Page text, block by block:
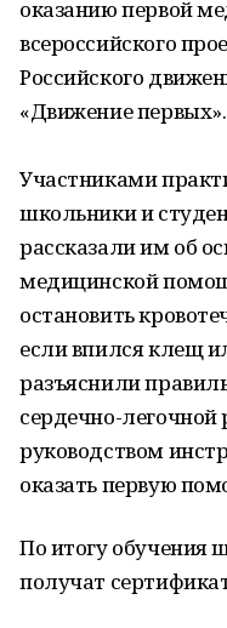
оказанию первой
всероссийского
Российского
«Движение первых».
Участниками
школьники и
рассказали им об
медицинской
остановить
если впился клещ
разъяснили
сердечно-
руководством
оказать первую
По итогу обучения
получат